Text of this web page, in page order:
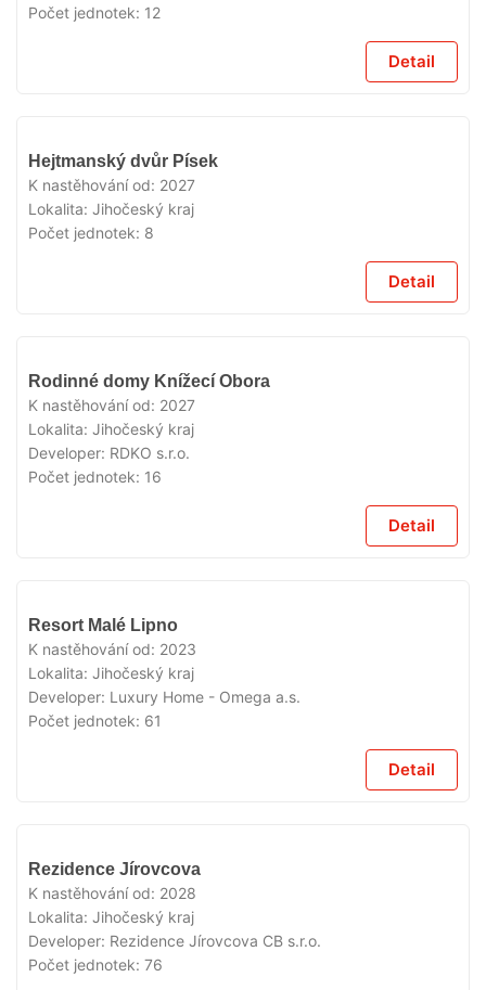
Počet jednotek: 12
Detail
Hejtmanský dvůr Písek
K nastěhování od: 2027
Lokalita: Jihočeský kraj
Počet jednotek: 8
Detail
Rodinné domy Knížecí Obora
K nastěhování od: 2027
Lokalita: Jihočeský kraj
Developer: RDKO s.r.o.
Počet jednotek: 16
Detail
Resort Malé Lipno
K nastěhování od: 2023
Lokalita: Jihočeský kraj
Developer: Luxury Home - Omega a.s.
Počet jednotek: 61
Detail
Rezidence Jírovcova
K nastěhování od: 2028
Lokalita: Jihočeský kraj
Developer: Rezidence Jírovcova CB s.r.o.
Počet jednotek: 76